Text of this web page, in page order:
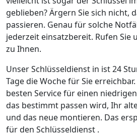
geblieben? Ärgern Sie sich nicht,
passieren. Genau für solche
jederzeit einsatzbereit. Rufen Sie
zu Ihnen.
Unser Schlüsseldienst in ist 24
Tage die Woche für Sie
besten Service für einen
das bestimmt passen wird, Ihr
und das neue montieren. Das
für den Schlüsseldienst .